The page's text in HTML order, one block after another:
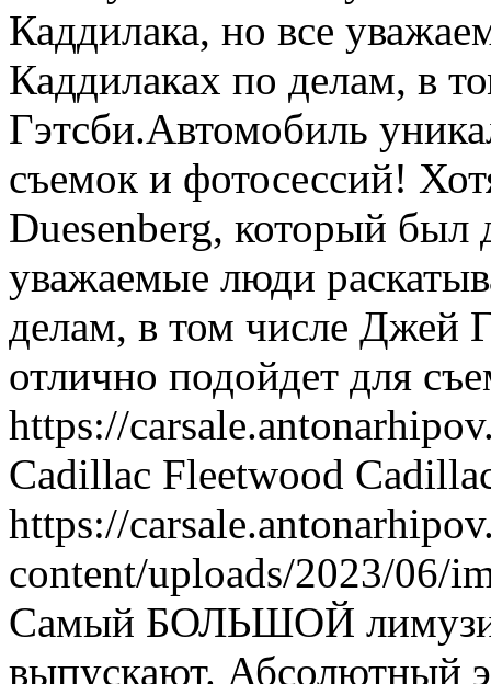
Каддилака, но все
Каддилаках по делам, в
Гэтсби.Автомобиль
съемок и фотосессий!
Duesenberg, который был
уважаемые люди
делам, в том числе Джей
отлично подойдет для
https://
Cadillac Fleetwood
https://
content/uploads/2023/06/
Самый БОЛЬШОЙ
выпускают. Абсолютный